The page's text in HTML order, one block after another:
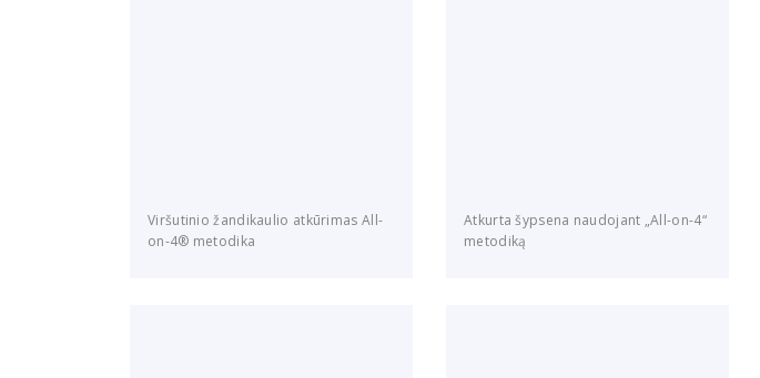
Viršutinio žandikaulio atkūrimas All-
on-4® metodika
Atkurta šypsena naudojant „All-on-4“
metodiką